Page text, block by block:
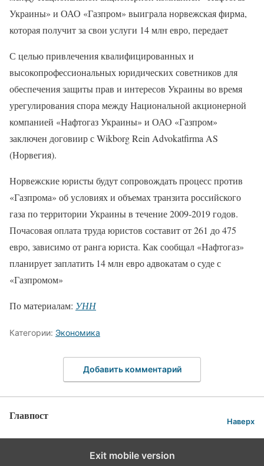
Украины» и ОАО «Газпром» выиграла норвежская фирма,
которая получит за свои услуги 14 млн евро, передает
С целью привлечения квалифицированных и
высокопрофессиональных юридических советников для
обеспечения защиты прав и интересов Украины во время
урегулирования спора между Национальной акционерной
компанией «Нафтогаз Украины» и ОАО «Газпром»
заключен договиир с Wikborg Rein Advokatfirma AS
(Норвегия).
Норвежские юристы будут сопровождать процесс против
«Газпрома» об условиях и объемах транзита российского
газа по территории Украины в течение 2009-2019 годов.
Почасовая оплата труда юристов составит от 261 до 475
евро, зависимо от ранга юриста. Как сообщал «Нафтогаз»
планирует заплатить 14 млн евро адвокатам о суде с
«Газпромом»
По материалам: УНН
Категории: Экономика
Добавить комментарий
Главпост Наверх
Exit mobile version